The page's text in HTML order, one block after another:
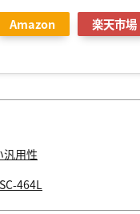
Amazon 楽天市場
汎用性
464L